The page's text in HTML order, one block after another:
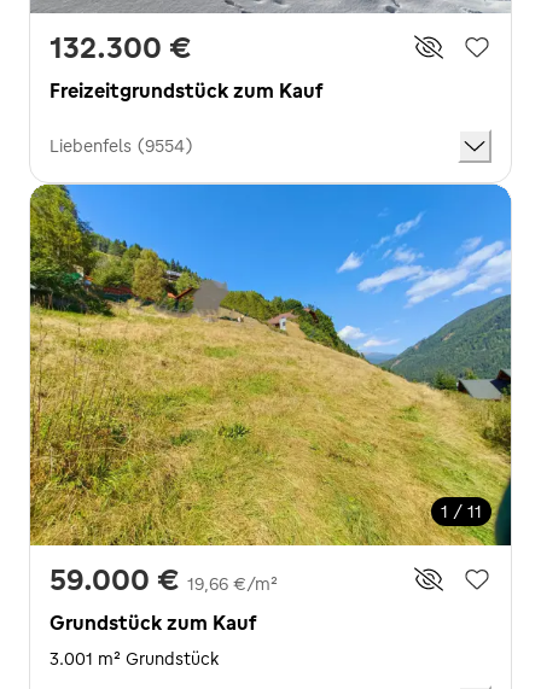
132.300 €
Freizeitgrundstück zum Kauf
Liebenfels (9554)
1 / 11
59.000 € 19,66 €/m²
Grundstück zum Kauf
3.001 m² Grundstück